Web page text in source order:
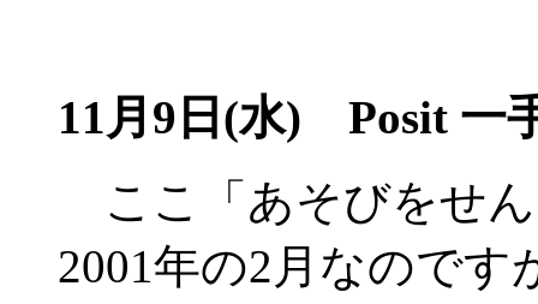
11月9日(水) Posit 一
ここ「あそびをせ
2001年の2月なので